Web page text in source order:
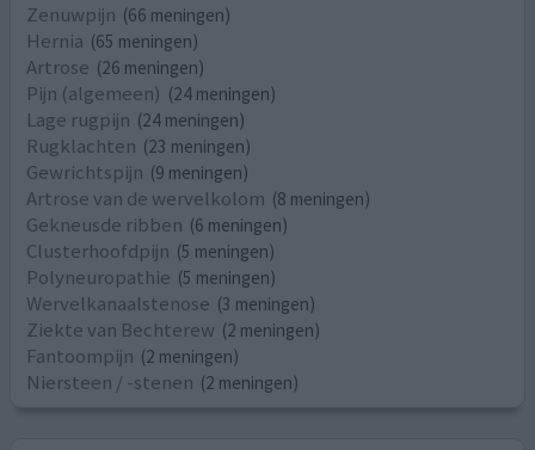
Zenuwpijn (66 meningen)
Hernia (65 meningen)
Artrose (26 meningen)
Pijn (algemeen) (24 meningen)
Lage rugpijn (24 meningen)
Rugklachten (23 meningen)
Gewrichtspijn (9 meningen)
Artrose van de wervelkolom (8 meningen)
Gekneusde ribben (6 meningen)
Clusterhoofdpijn (5 meningen)
Polyneuropathie (5 meningen)
Wervelkanaalstenose (3 meningen)
Ziekte van Bechterew (2 meningen)
Fantoompijn (2 meningen)
Niersteen / -stenen (2 meningen)